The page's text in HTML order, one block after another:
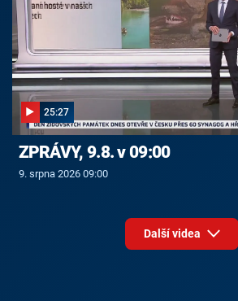
25:27
ZPRÁVY, 9.8. v 09:00
9. srpna 2026 09:00
Další videa